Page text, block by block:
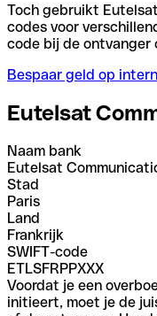
Toch gebruikt
codes voor
code bij de ontvanger
Bespaar geld op
Eutelsat
Naam bank
Eutelsat
Stad
Paris
Land
Frankrijk
SWIFT-code
ETLSFRPPXXX
Voordat je een
initieert, moet je de